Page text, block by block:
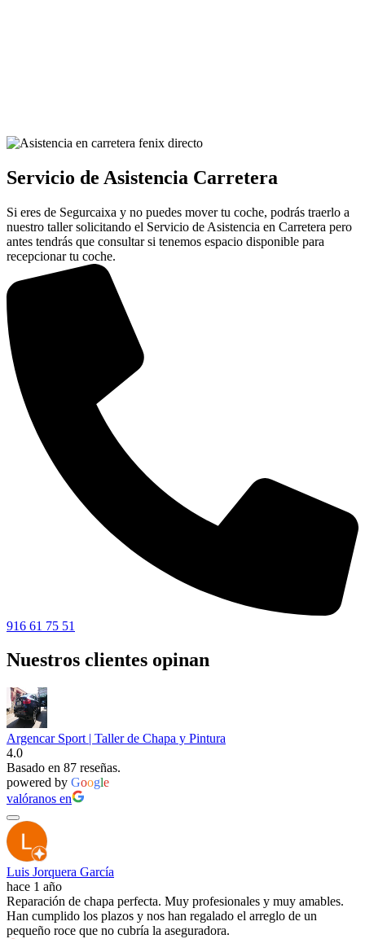
Servicio de Asistencia Carretera
Si eres de Segurcaixa y no puedes mover tu coche, podrás traerlo a
nuestro taller solicitando el Servicio de Asistencia en Carretera pero
antes tendrás que consultar si tenemos espacio disponible para
recepcionar tu coche.
916 61 75 51
Nuestros clientes opinan
Argencar Sport | Taller de Chapa y Pintura
4.0
Basado en 87 reseñas.
powered by Google
valóranos en
Luis Jorquera García
hace 1 año
Reparación de chapa perfecta. Muy profesionales y muy amables.
Han cumplido los plazos y nos han regalado el arreglo de un
pequeño roce que no cubría la aseguradora.